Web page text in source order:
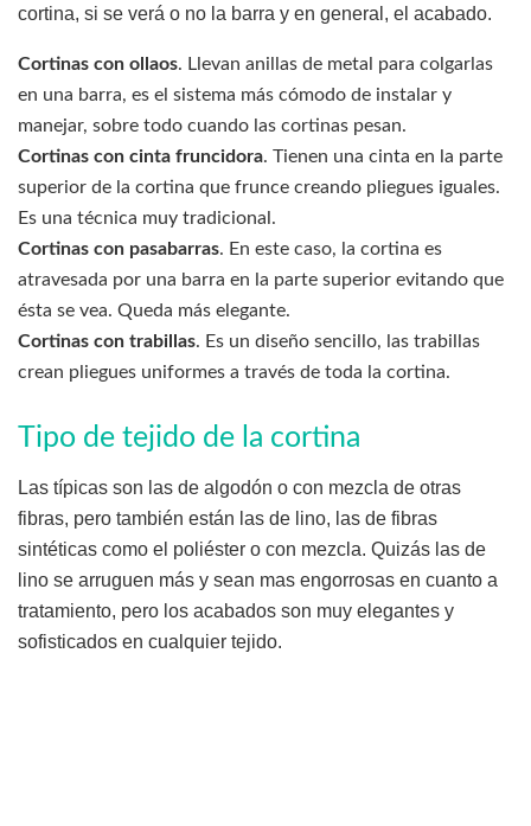
cortina, si se verá o no la barra y en general, el acabado.
Cortinas con ollaos. Llevan anillas de metal para colgarlas
en una barra, es el sistema más cómodo de instalar y
manejar, sobre todo cuando las cortinas pesan.
Cortinas con cinta fruncidora. Tienen una cinta en la parte
superior de la cortina que frunce creando pliegues iguales.
Es una técnica muy tradicional.
Cortinas con pasabarras. En este caso, la cortina es
atravesada por una barra en la parte superior evitando que
ésta se vea. Queda más elegante.
Cortinas con trabillas. Es un diseño sencillo, las trabillas
crean pliegues uniformes a través de toda la cortina.
Tipo de tejido de la cortina
Las típicas son las de algodón o con mezcla de otras
fibras, pero también están las de lino, las de fibras
sintéticas como el poliéster o con mezcla. Quizás las de
lino se arruguen más y sean mas engorrosas en cuanto a
tratamiento, pero los acabados son muy elegantes y
sofisticados en cualquier tejido.